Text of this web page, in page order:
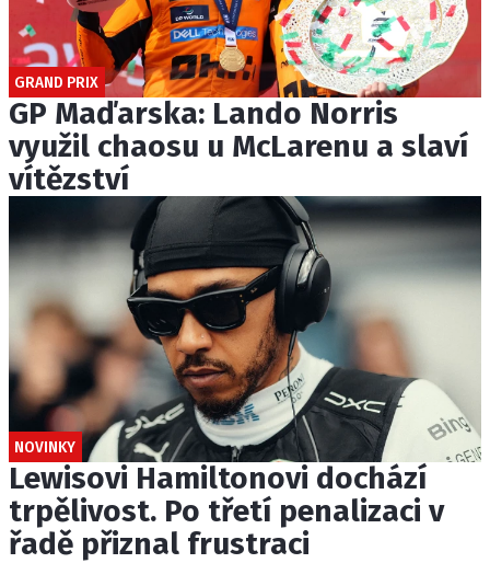
GRAND PRIX
GP Maďarska: Lando Norris
využil chaosu u McLarenu a slaví
vítězství
NOVINKY
Lewisovi Hamiltonovi dochází
trpělivost. Po třetí penalizaci v
řadě přiznal frustraci